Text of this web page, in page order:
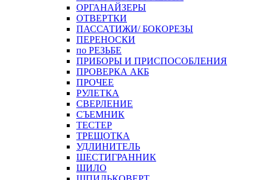
ОРГАНАЙЗЕРЫ
ОТВЕРТКИ
ПАССАТИЖИ/ БОКОРЕЗЫ
ПЕРЕНОСКИ
по РЕЗЬБЕ
ПРИБОРЫ И ПРИСПОСОБЛЕНИЯ
ПРОВЕРКА АКБ
ПРОЧЕЕ
РУЛЕТКА
СВЕРЛЕНИЕ
СЪЕМНИК
ТЕСТЕР
ТРЕЩОТКА
УДЛИНИТЕЛЬ
ШЕСТИГРАННИК
ШИЛО